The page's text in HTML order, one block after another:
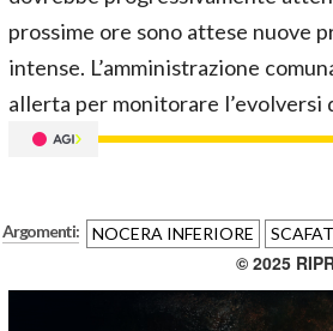
prossime ore sono attese nuove
intense. L’amministrazione
allerta per monitorare l’evolversi
Argomenti: NOCERA INFERIORE
© 2025